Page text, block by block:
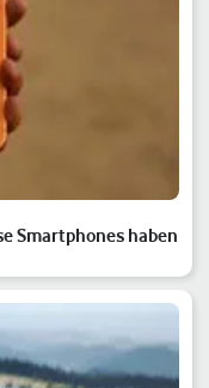
Smartphones haben